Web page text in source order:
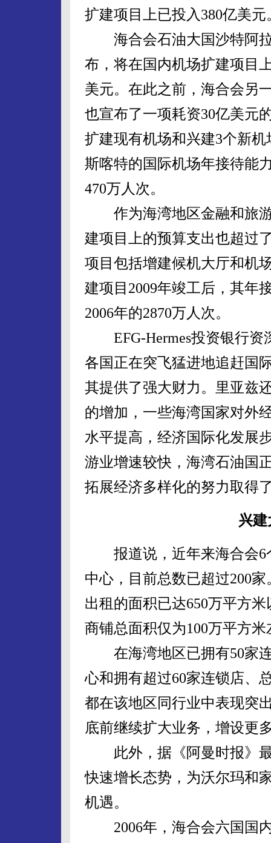
扩建项目上已投入380亿美元
海合会石油大国沙特阿
布，将在国内机场扩建项目
美元。在此之前，海合会另
也宣布了一项耗资30亿美元
扩建现有机场和兴建3个新
斯喀特的国际机场年接待能
470万人次。
作为海湾地区金融和旅游
建项目上的预算支出也超过
项目包括增建候机大厅和机
建项目2009年竣工后，其年
2006年的2870万人次。
EFG-Hermes投资银行资
各国正在突飞猛进地追赶国
其提供了强大财力。里亚兹
的增加，一些海湾国家对外
水平提高，经济国际化发展
游业增速较快，海湾石油国
拓展经济多样化的努力取得
兴
报道说，近年来海合会6
中心，目前总数已超过200
出租的面积已达650万平方
商铺总面积仅为100万平方米
在海湾地区已拥有50家连
心和拥有超过60家连锁店、
都在该地区同行业中表现突
底前继续扩大业务，增设更
此外，据《阿曼时报》最
快速增长态势，为沃尔玛和
机遇。
2006年，海合会六国国内